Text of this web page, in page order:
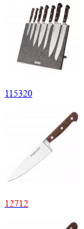
115320
12712